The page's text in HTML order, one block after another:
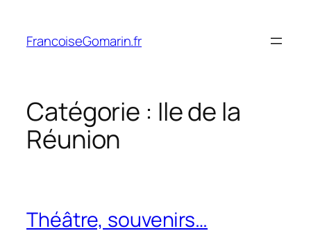
contenu
FrancoiseGomarin.fr
Catégorie : Ile de la
Réunion
Théâtre, souvenirs…